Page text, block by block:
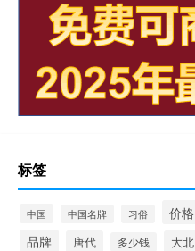
标签
中国 中国名牌 习俗 价格
品牌 唐代 多少钱 大北